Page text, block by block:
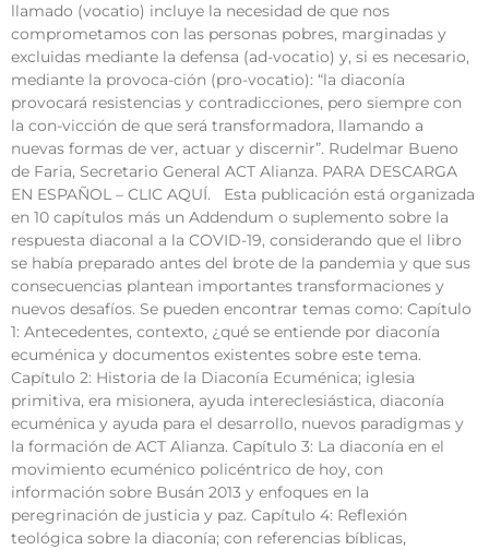
llamado (vocatio) incluye la necesidad de que nos
comprometamos con las personas pobres, marginadas y
excluidas mediante la defensa (ad-vocatio) y, si es necesario,
mediante la provoca-ción (pro-vocatio): “la diaconía
provocará resistencias y contradicciones, pero siempre con
la con-vicción de que será transformadora, llamando a
nuevas formas de ver, actuar y discernir”. Rudelmar Bueno
de Faria, Secretario General ACT Alianza. PARA DESCARGA
EN ESPAÑOL – CLIC AQUÍ. Esta publicación está organizada
en 10 capítulos más un Addendum o suplemento sobre la
respuesta diaconal a la COVID-19, considerando que el libro
se había preparado antes del brote de la pandemia y que sus
consecuencias plantean importantes transformaciones y
nuevos desafíos. Se pueden encontrar temas como: Capítulo
1: Antecedentes, contexto, ¿qué se entiende por diaconía
ecuménica y documentos existentes sobre este tema.
Capítulo 2: Historia de la Diaconía Ecuménica; iglesia
primitiva, era misionera, ayuda intereclesiástica, diaconía
ecuménica y ayuda para el desarrollo, nuevos paradigmas y
la formación de ACT Alianza. Capítulo 3: La diaconía en el
movimiento ecuménico policéntrico de hoy, con
información sobre Busán 2013 y enfoques en la
peregrinación de justicia y paz. Capítulo 4: Reflexión
teológica sobre la diaconía; con referencias bíblicas,